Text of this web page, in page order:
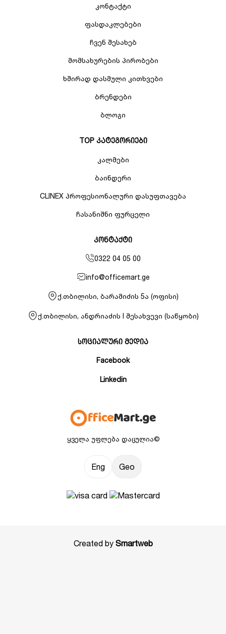
ყველა უფლება დაცულია©
Eng Geo
კონტაქტი
ფასდაკლებები
ჩვენ შესახებ
მომსახურების პირობები
ხშირად დასმული კითხვები
ბრენდები
ბლოგი
TOP კატეგორიები
კალმები
ბაინდერი
CLINEX პროფესიონალური დასუფთავება
ჩასანიშნი ფურცელი
კონტაქტი
0322 04 05 00
info@officemart.ge
ქ.თბილისი, ბარამიძის 5ა (ოფისი)
ქ.თბილისი, ანდრიაძის I შესახვევი (საწყობი)
სოციალური მედია
Facebook
Linkedin
Created by Smartweb